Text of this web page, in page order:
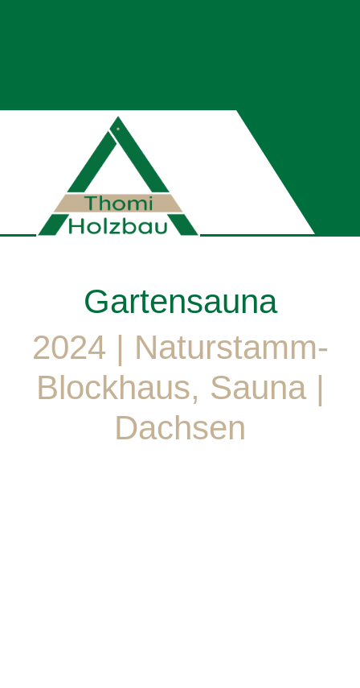
Gartensauna
2024 | Naturstamm-
Blockhaus, Sauna |
Dachsen